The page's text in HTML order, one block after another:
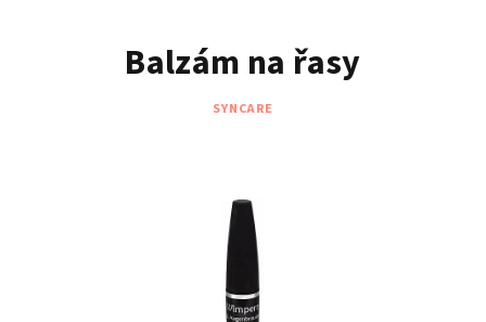
Balzám na řasy
SYNCARE